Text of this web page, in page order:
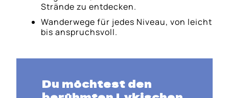
Strände zu entdecken.
Wanderwege für jedes Niveau, von leicht
bis anspruchsvoll.
Du möchtest den